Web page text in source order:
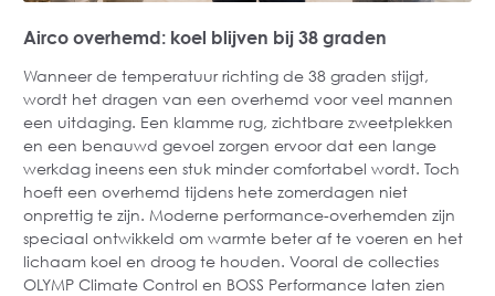
Airco overhemd: koel blijven bij 38 graden
Wanneer de temperatuur richting de 38 graden stijgt,
wordt het dragen van een overhemd voor veel mannen
een uitdaging. Een klamme rug, zichtbare zweetplekken
en een benauwd gevoel zorgen ervoor dat een lange
werkdag ineens een stuk minder comfortabel wordt. Toch
hoeft een overhemd tijdens hete zomerdagen niet
onprettig te zijn. Moderne performance-overhemden zijn
speciaal ontwikkeld om warmte beter af te voeren en het
lichaam koel en droog te houden. Vooral de collecties
OLYMP Climate Control en BOSS Performance laten zien